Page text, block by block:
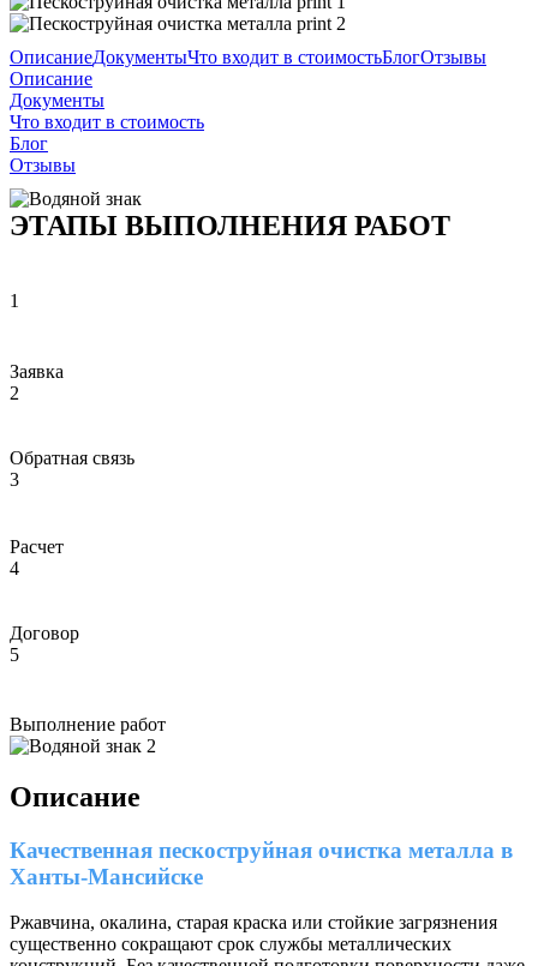
ОписаниеДокументыЧто входит в стоимостьБлогОтзывы
Описание
Документы
Что входит в стоимость
Блог
Отзывы
ЭТАПЫ ВЫПОЛНЕНИЯ РАБОТ
1
Заявка
2
Обратная связь
3
Расчет
4
Договор
5
Выполнение работ
Описание
Качественная пескоструйная очистка металла в
Ханты-Мансийске
Ржавчина, окалина, старая краска или стойкие загрязнения
существенно сокращают срок службы металлических